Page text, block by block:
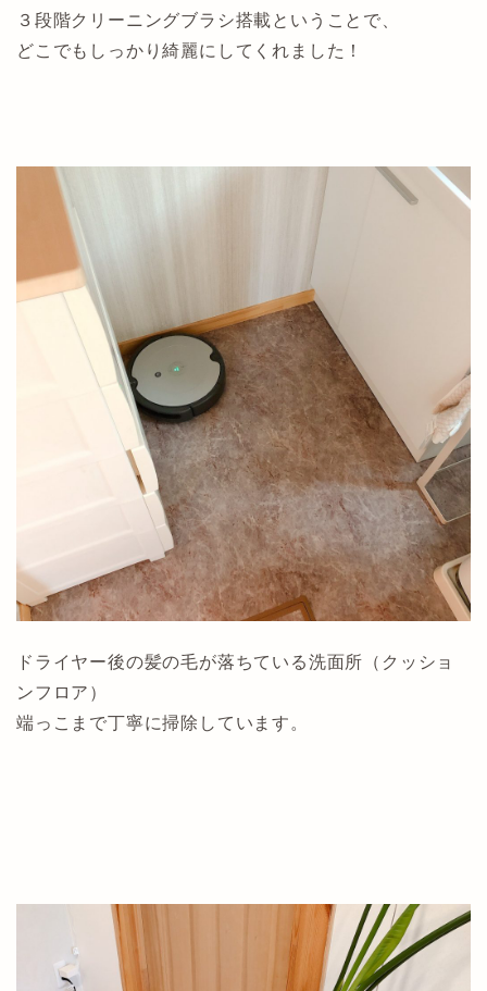
３段階クリーニングブラシ搭載ということで、
どこでもしっかり綺麗にしてくれました！
ドライヤー後の髪の毛が落ちている洗面所（クッショ
ンフロア）
端っこまで丁寧に掃除しています。